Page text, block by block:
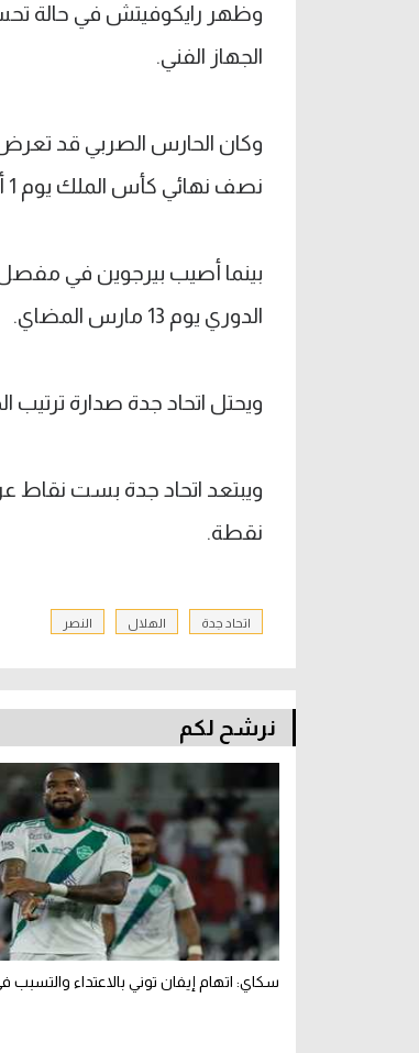
وظهر رايكوفيتش في حالة
الجهاز الفني.
وكان الحارس الصربي قد
نصف نهائي كأس الملك يوم 1 أبريل الماضي.
الدوري يوم 13 مارس المضاي.
ويحتل اتحاد جدة صدارة ترتيب الدوري السعودي بـ
نقطة.
اتحاد جدة الهلال النصر
نرشح لكم
سكاي: اتهام إيفان توني بالاعتداء